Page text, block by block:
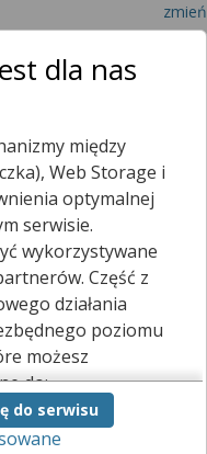
zmień
chirurg onkologiczny
ONKOLOGICZNEJ
on-line dla
z placówką
Filtrowanie wyników
dla nas
między
Web Storage i
optymalnej
serwisie.
wykorzystywane
Część z
działania
poziomu
możesz
do:
serwisu,
do serwisu